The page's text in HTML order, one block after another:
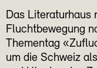
Das Literaturhaus
Fluchtbewegung
Thementag
um die Schweiz